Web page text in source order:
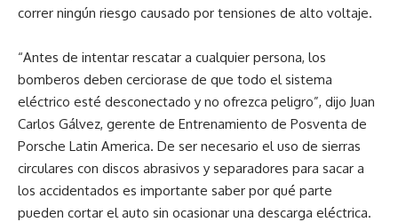
correr ningún riesgo causado por tensiones de alto voltaje.
“Antes de intentar rescatar a cualquier persona, los
bomberos deben cerciorase de que todo el sistema
eléctrico esté desconectado y no ofrezca peligro”, dijo Juan
Carlos Gálvez, gerente de Entrenamiento de Posventa de
Porsche Latin America. De ser necesario el uso de sierras
circulares con discos abrasivos y separadores para sacar a
los accidentados es importante saber por qué parte
pueden cortar el auto sin ocasionar una descarga eléctrica.